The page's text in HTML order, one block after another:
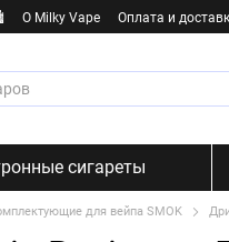
О Milky Vape Оплата и
сигареты
для вейпа SMOK